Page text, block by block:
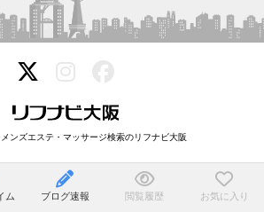
ンズエステ・マッサージ検索のリフナビ大阪
ム ブログ速報 閲覧履歴 お気に入り